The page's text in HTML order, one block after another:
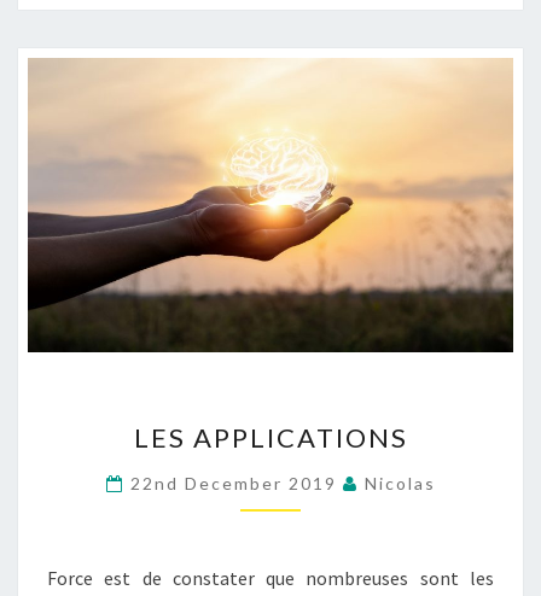
APPLICATIONS
LES APPLICATIONS
22nd December 2019 Nicolas
Force est de constater que nombreuses sont les